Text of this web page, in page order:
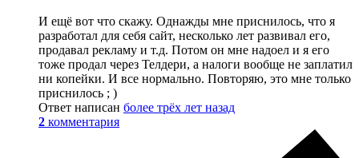
И ещё вот что скажу. Однажды мне приснилось, что я
разработал для себя сайт, несколько лет развивал его,
продавал рекламу и т.д. Потом он мне надоел и я его
тоже продал через Телдери, а налоги вообще не заплатил
ни копейки. И все нормально. Повторяю, это мне только
приснилось ; )
Ответ написан более трёх лет назад
2 комментария